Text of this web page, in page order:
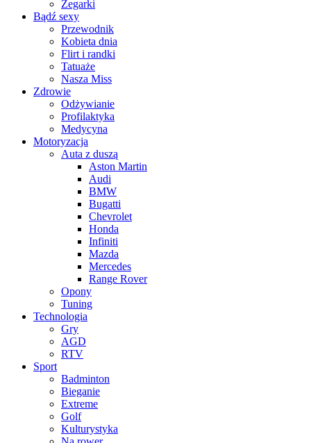
Zegarki
Bądź sexy
Przewodnik
Kobieta dnia
Flirt i randki
Tatuaże
Nasza Miss
Zdrowie
Odżywianie
Profilaktyka
Medycyna
Motoryzacja
Auta z duszą
Aston Martin
Audi
BMW
Bugatti
Chevrolet
Honda
Infiniti
Mazda
Mercedes
Range Rover
Opony
Tuning
Technologia
Gry
AGD
RTV
Sport
Badminton
Bieganie
Extreme
Golf
Kulturystyka